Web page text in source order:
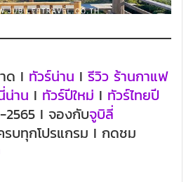
ด I ทัวร์น่าน I รีวิว ร้านกาแฟ
น่าน I ทัวร์ปีใหม่ I ทัวร์ไทยปี
2565 I จองกับจูบิลี่
รบทุกโปรแกรม I กดชม